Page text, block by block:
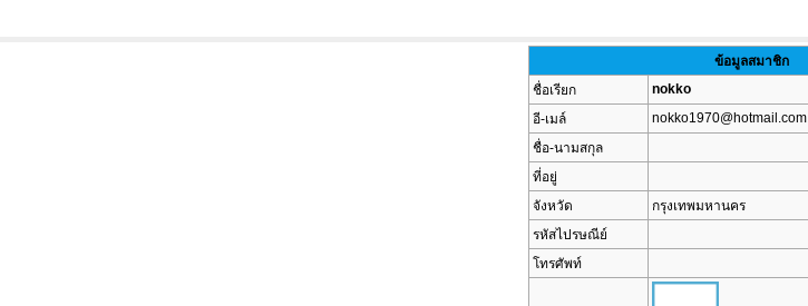
ข้อมูลสมาชิก
ชื่อเรียก
nokko
อี-เมล์
nokko1970@hotmail.com
ชื่อ-นามสกุล
ที่อยู่
จังหวัด
กรุงเทพมหานคร
รหัสไปรษณีย์
โทรศัพท์